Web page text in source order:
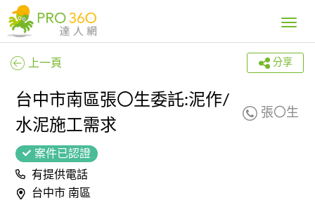
Toggle
上一頁 分享
台中市南區張〇生委託:泥作/
水泥施工需求
張〇生
案件已認證
有提供電話
台中市 南區